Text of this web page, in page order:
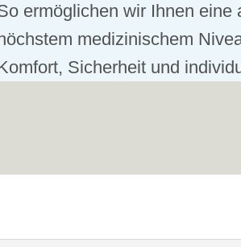
ermöglichen wir Ihnen eine
medizinischem
Sicherheit und